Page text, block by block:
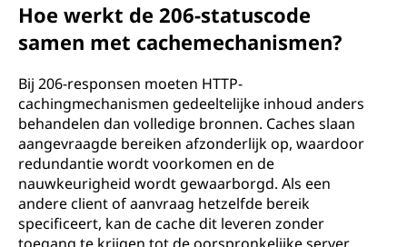
Hoe werkt de 206-statuscode
samen met cachemechanismen?
Bij 206-responsen moeten HTTP-
cachingmechanismen gedeeltelijke inhoud anders
behandelen dan volledige bronnen. Caches slaan
aangevraagde bereiken afzonderlijk op, waardoor
redundantie wordt voorkomen en de
nauwkeurigheid wordt gewaarborgd. Als een
andere client of aanvraag hetzelfde bereik
specificeert, kan de cache dit leveren zonder